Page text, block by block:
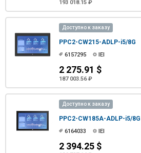
193 018.15 ₽
Доступно к заказу
PPC2-CW215-ADLP-i5/8G
6157295 IEI
2 275.91 $
187 003.56 ₽
Доступно к заказу
PPC2-CW185A-ADLP-i5/8G
6164033 IEI
2 394.25 $